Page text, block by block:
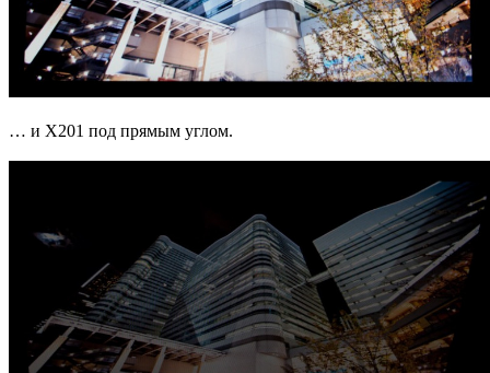
… и X201 под прямым углом.